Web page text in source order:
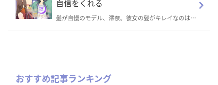
自信をくれる
髪が自慢のモデル、澪奈。彼女の髪がキレイなのは二
おすすめ記事ランキング